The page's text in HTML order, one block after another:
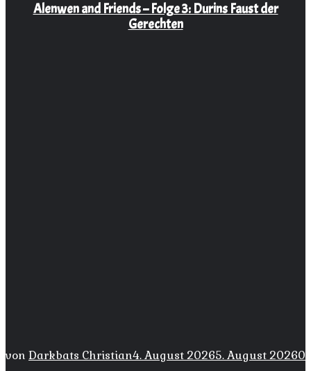
Alenwen and Friends – Folge 3: Durins Faust der
Gerechten
von Darkbats Christian4. August 20265. August 20260